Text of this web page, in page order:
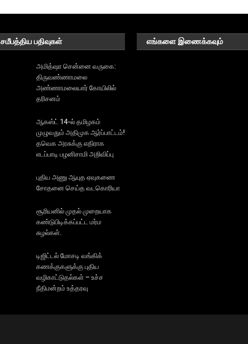
சமீபத்திய பதிவுகள்
அமித்ஷா சென்னை வருகை:
திருவண்ணாமலை
அண்ணாமலையார் கோயிலில்
தரிசனம்
ஆகஸ்ட் 14-ல் தமிழகம்
முழுவதும் அதிமுக ஆர்ப்பாட்டம்!
தவெக அரசுக்கு எதிராக
எடப்பாடி பழனிசாமி அறிவிப்பு
புதிய அணு ஆயுத ஏவுகணை
சோதனை செய்த வடகொரியா
சூரியனில் முதல் முறையாக
கண்டுபிடிக்கப்பட்ட மர்ம
சுழல்கள்.
டிஜிட்டல் மோசடி வங்கிக்
கணக்குகளுக்கு புதிய
வழிகாட்டுதல்கள் – உச்ச
நீதிமன்றம் உத்தரவு
எங்களை இணைக்கவும்